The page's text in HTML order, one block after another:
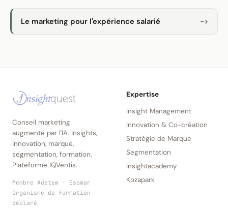
Le marketing pour l'expérience salarié ->
Conseil marketing
augmenté par l'IA. Insights,
innovation, marque,
segmentation, formation.
Plateforme IQVentis.
Membre Adetem · Esomar
Organisme de formation
déclaré
Expertise
Insight Management
Innovation & Co-création
Stratégie de Marque
Segmentation
Insightacademy
Kozapark